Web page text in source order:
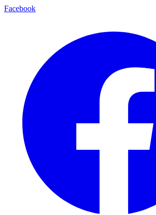
Facebook